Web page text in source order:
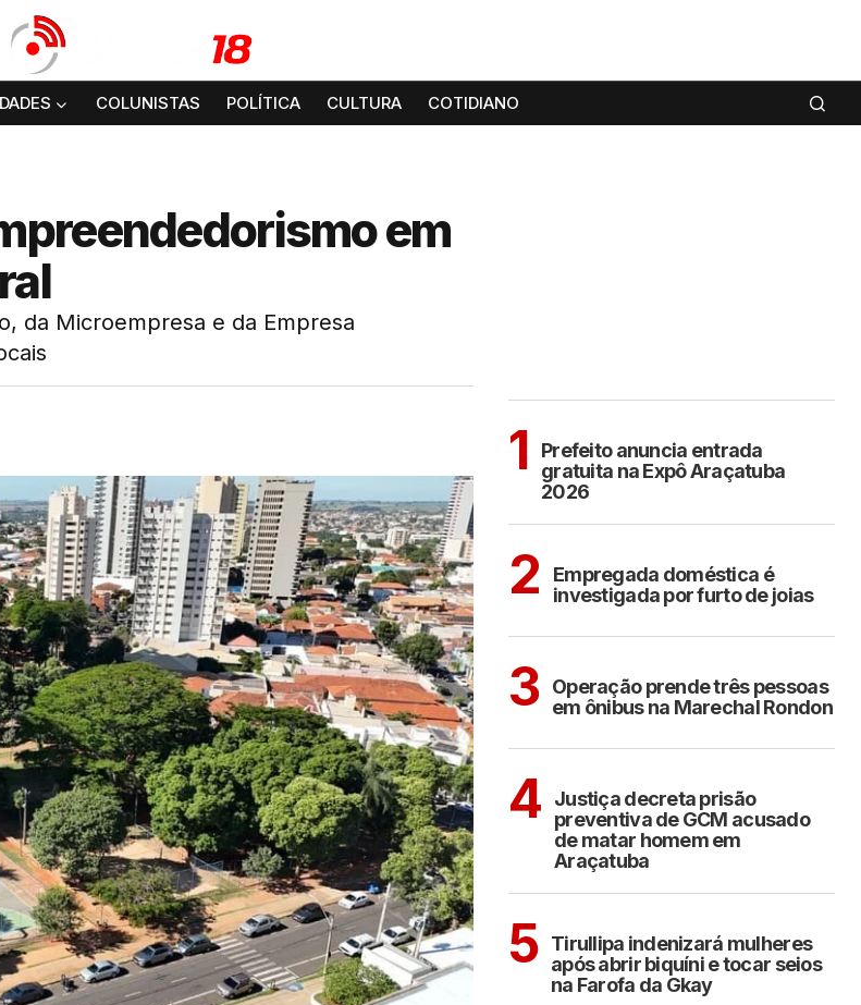
COLUNISTAS POLÍTICA CULTURA COTIDIANO
em
da Microempresa e da Empresa
1
Prefeito anuncia entrada
gratuita na Expô Araçatuba
2026
2
Empregada doméstica é
investigada por furto de joias
3 Operação prende três pessoas
em ônibus na Marechal Rondon
4
Justiça decreta prisão
preventiva de GCM acusado
de matar homem em
Araçatuba
5 Tirullipa indenizará mulheres
após abrir biquíni e tocar seios
na Farofa da Gkay